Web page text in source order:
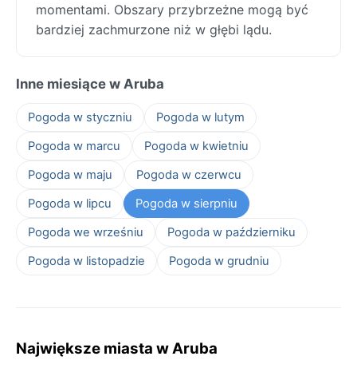
momentami. Obszary przybrzeżne mogą być
bardziej zachmurzone niż w głębi lądu.
Inne miesiące w Aruba
Pogoda w styczniu
Pogoda w lutym
Pogoda w marcu
Pogoda w kwietniu
Pogoda w maju
Pogoda w czerwcu
Pogoda w lipcu
Pogoda w sierpniu
Pogoda we wrześniu
Pogoda w październiku
Pogoda w listopadzie
Pogoda w grudniu
Największe miasta w Aruba